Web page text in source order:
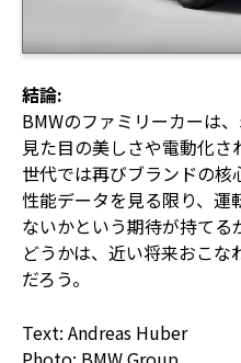
結論:
BMWのファミリーカーは
見た目の美しさや電動化
世代では再びブランドの核
性能データを見る限り、運
ないかという期待が持て
どうかは、近い将来おこ
だろう。
Text: Andreas Huber